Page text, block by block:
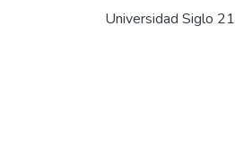
Universidad Siglo 21